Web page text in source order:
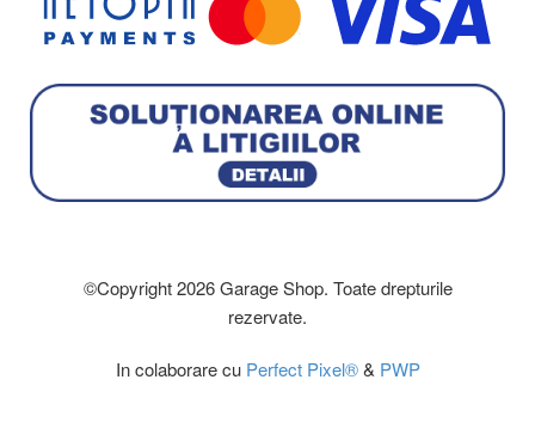
©Copyright 2026 Garage Shop. Toate drepturile
rezervate.
In colaborare cu Perfect Pixel®& PWP